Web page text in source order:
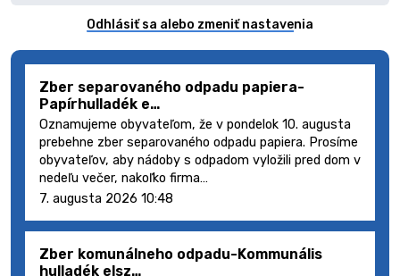
Odhlásiť sa alebo zmeniť nastavenia
Zber separovaného odpadu papiera-
Papírhulladék e…
Oznamujeme obyvateľom, že v pondelok 10. augusta
prebehne zber separovaného odpadu papiera. Prosíme
obyvateľov, aby nádoby s odpadom vyložili pred dom v
nedeľu večer, nakoľko firma…
7. augusta 2026 10:48
Zber komunálneho odpadu-Kommunális
hulladék elsz…